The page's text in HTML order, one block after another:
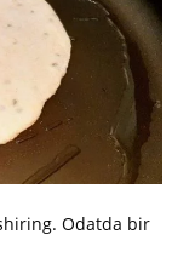
Odatda bir